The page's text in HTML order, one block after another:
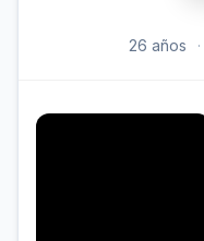
26 años ·